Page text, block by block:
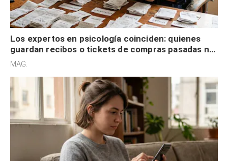
Los expertos en psicología coinciden: quienes
guardan recibos o tickets de compras pasadas no
son acumuladores, sino que tienen necesidad de
control
MAG.